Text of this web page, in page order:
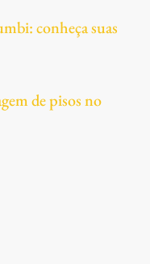
conheça suas
de pisos no